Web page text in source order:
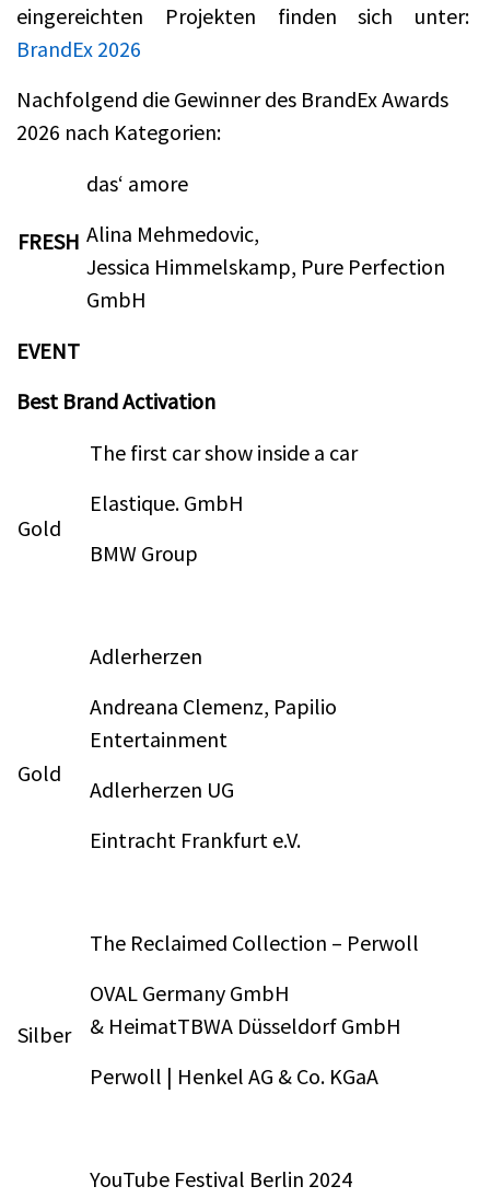
eingereichten Projekten finden sich unter:
BrandEx 2026
Nachfolgend die Gewinner des BrandEx Awards
2026 nach Kategorien:
FRESH
das‘ amore
Alina Mehmedovic,
Jessica Himmelskamp, Pure Perfection
GmbH
EVENT
Best Brand Activation
Gold
The first car show inside a car
Elastique. GmbH
BMW Group
Gold
Adlerherzen
Andreana Clemenz, Papilio
Entertainment
Adlerherzen UG
Eintracht Frankfurt e.V.
Silber
The Reclaimed Collection – Perwoll
OVAL Germany GmbH
& HeimatTBWA Düsseldorf GmbH
Perwoll | Henkel AG & Co. KGaA
YouTube Festival Berlin 2024